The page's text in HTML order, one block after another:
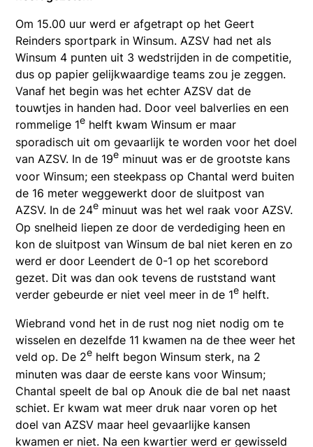
Om 15.00 uur werd er afgetrapt op het Geert
Reinders sportpark in Winsum. AZSV had net als
Winsum 4 punten uit 3 wedstrijden in de competitie,
dus op papier gelijkwaardige teams zou je zeggen.
Vanaf het begin was het echter AZSV dat de
touwtjes in handen had. Door veel balverlies en een
rommelige 1e helft kwam Winsum er maar
sporadisch uit om gevaarlijk te worden voor het doel
van AZSV. In de 19e minuut was er de grootste kans
voor Winsum; een steekpass op Chantal werd buiten
de 16 meter weggewerkt door de sluitpost van
AZSV. In de 24e minuut was het wel raak voor AZSV.
Op snelheid liepen ze door de verdediging heen en
kon de sluitpost van Winsum de bal niet keren en zo
werd er door Leendert de 0-1 op het scorebord
gezet. Dit was dan ook tevens de ruststand want
verder gebeurde er niet veel meer in de 1e helft.
Wiebrand vond het in de rust nog niet nodig om te
wisselen en dezelfde 11 kwamen na de thee weer het
veld op. De 2e helft begon Winsum sterk, na 2
minuten was daar de eerste kans voor Winsum;
Chantal speelt de bal op Anouk die de bal net naast
schiet. Er kwam wat meer druk naar voren op het
doel van AZSV maar heel gevaarlijke kansen
kwamen er niet. Na een kwartier werd er gewisseld